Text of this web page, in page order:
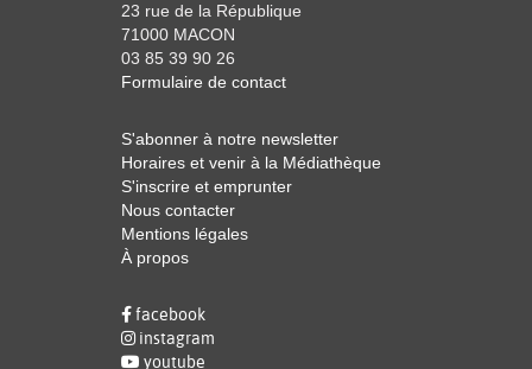
23 rue de la République
71000 MACON
03 85 39 90 26
Formulaire de contact
S'abonner à notre newsletter
Horaires et venir à la Médiathèque
S'inscrire et emprunter
Nous contacter
Mentions légales
À propos
facebook
instagram
youtube